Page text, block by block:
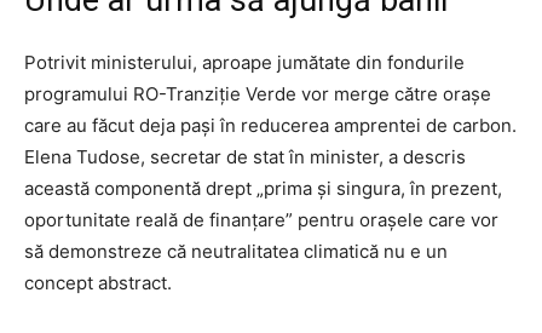
Potrivit ministerului, aproape jumătate din fondurile
programului RO-Tranziție Verde vor merge către orașe
care au făcut deja pași în reducerea amprentei de carbon.
Elena Tudose, secretar de stat în minister, a descris
această componentă drept „prima și singura, în prezent,
oportunitate reală de finanțare” pentru orașele care vor
să demonstreze că neutralitatea climatică nu e un
concept abstract.